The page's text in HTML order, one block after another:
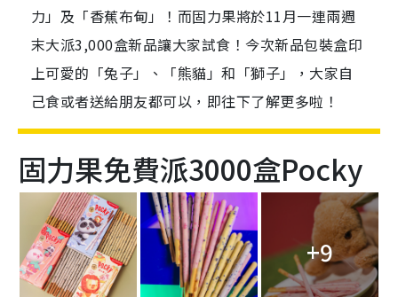
力」及「香蕉布甸」！而固力果將於11月一連兩週
末大派3,000盒新品讓大家試食！今次新品包裝盒印
上可愛的「兔子」、「熊貓」和「獅子」，大家自
己食或者送給朋友都可以，即往下了解更多啦！
固力果免費派3000盒Pocky
+9